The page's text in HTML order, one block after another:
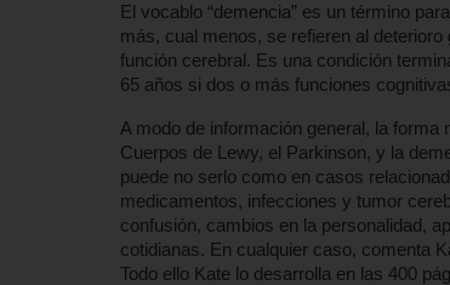
El vocablo “demencia” es un término
más, cual menos, se refieren al
función cerebral. Es una condición
65 años si dos o más funciones
A modo de información general, la
Cuerpos de Lewy, el Parkinson, y la
puede no serlo como en casos
medicamentos, infecciones y tumor
confusión, cambios en la personalidad,
cotidianas. En cualquier caso, comenta
Todo ello Kate lo desarrolla en las 400